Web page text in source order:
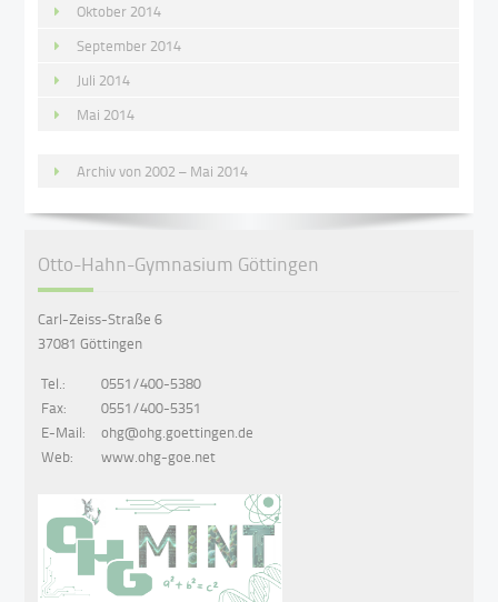
Oktober 2014
September 2014
Juli 2014
Mai 2014
Archiv von 2002 – Mai 2014
Otto-Hahn-Gymnasium Göttingen
Carl-Zeiss-Straße 6
37081 Göttingen
Tel.:
0551/400-5380
Fax:
0551/400-5351
E-Mail:
ohg@ohg.goettingen.de
Web:
www.ohg-goe.net